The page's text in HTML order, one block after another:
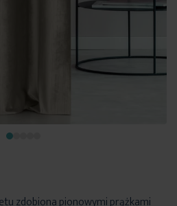
zdobiona pionowymi prążkami